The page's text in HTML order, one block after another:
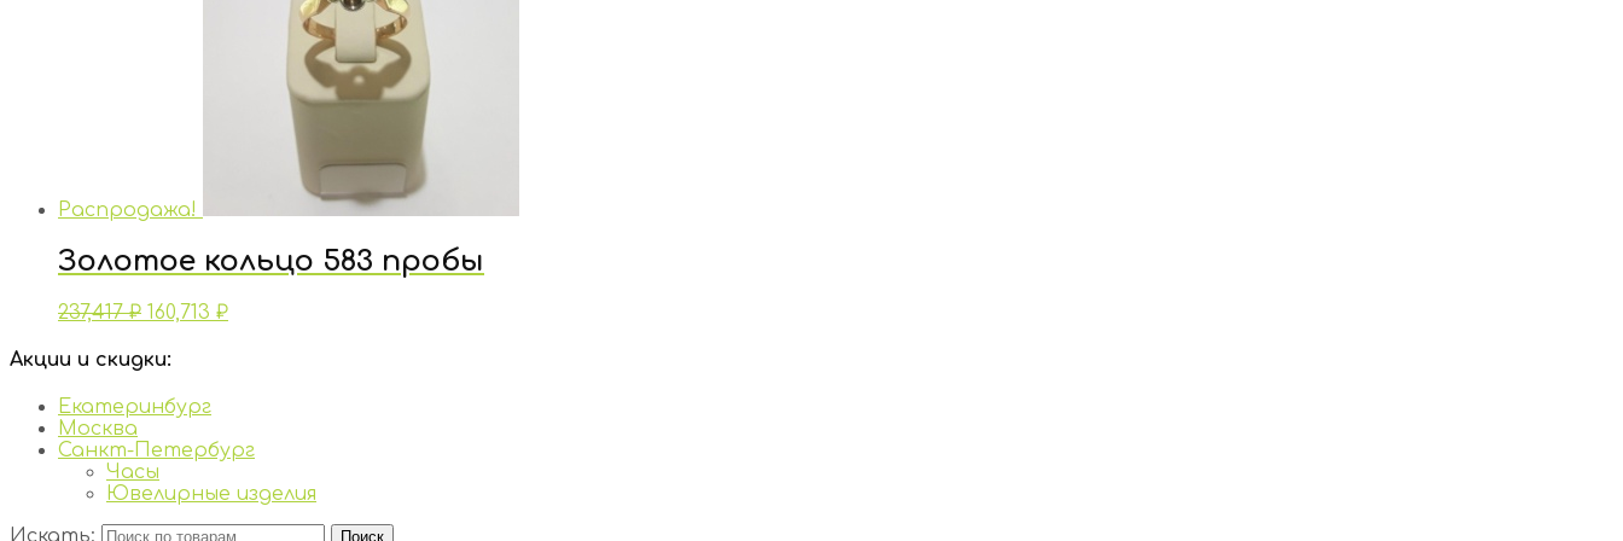
Распродажа!
Золотое кольцо 583 пробы
237,417₽ 160,713 ₽
Акции и скидки:
Екатеринбург
Москва
Санкт-Петербург
Часы
Ювелирные изделия
Искать:
Поиск